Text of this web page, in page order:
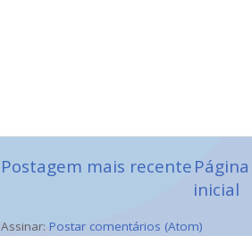
Postagem mais recentePágina
inicial
Assinar: Postar comentários (Atom)